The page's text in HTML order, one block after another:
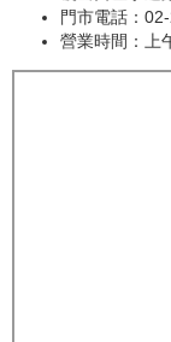
門市電話：
營業時間：上